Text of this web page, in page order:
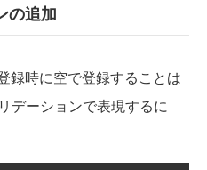
の追加
録時に空で登録することは
デーションで表現するに